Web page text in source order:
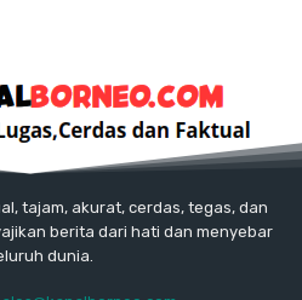
tajam, akurat, cerdas, tegas, dan
berita dari hati dan menyebar
dunia.